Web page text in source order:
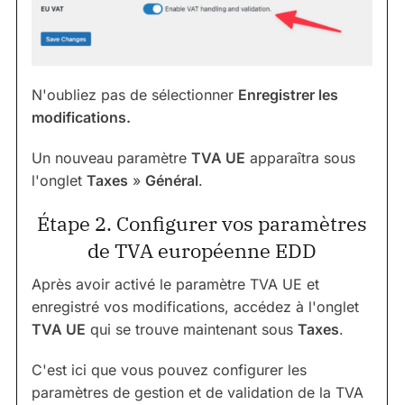
N'oubliez pas de sélectionner Enregistrer les
modifications.
Un nouveau paramètre TVA UE apparaîtra sous
l'onglet Taxes » Général.
Étape 2. Configurer vos paramètres
de TVA européenne EDD
Après avoir activé le paramètre TVA UE et
enregistré vos modifications, accédez à l'onglet
TVA UE qui se trouve maintenant sous Taxes.
C'est ici que vous pouvez configurer les
paramètres de gestion et de validation de la TVA